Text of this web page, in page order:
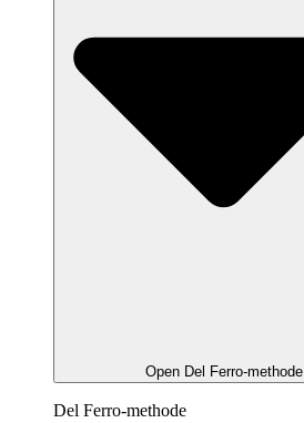
Open Del Ferro-methode
Del Ferro-methode